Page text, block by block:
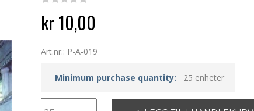
kr 10,00
Art.nr.: P-A-019
Minimum purchase quantity: 25 enheter